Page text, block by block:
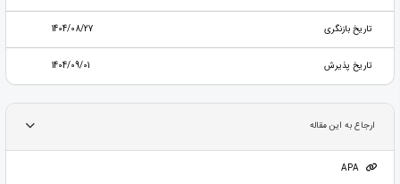
تاریخ بازنگری 1404/08/27
تاریخ پذیرش 1404/09/01
ارجاع به این مقاله
APA